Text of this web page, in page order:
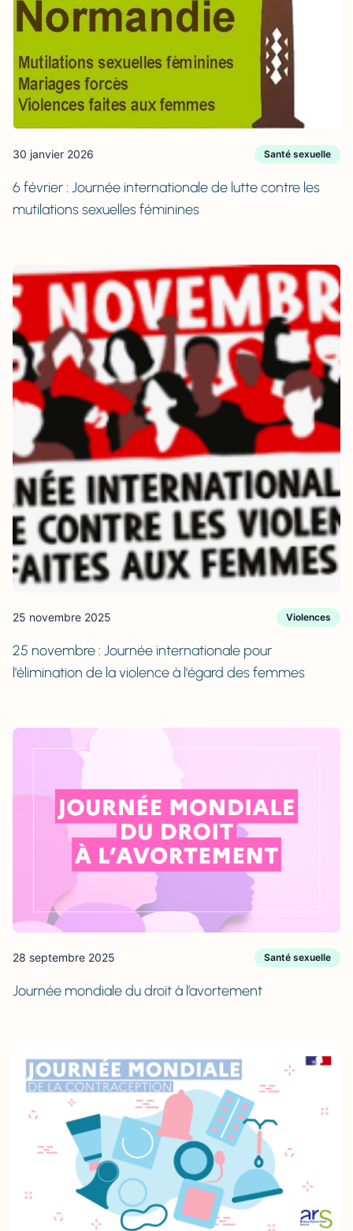
30 janvier 2026 Santé sexuelle
6 février : Journée internationale de lutte contre les
mutilations sexuelles féminines
25 novembre 2025 Violences
25 novembre : Journée internationale pour
l'élimination de la violence à l'égard des femmes
28 septembre 2025 Santé sexuelle
Journée mondiale du droit à l’avortement